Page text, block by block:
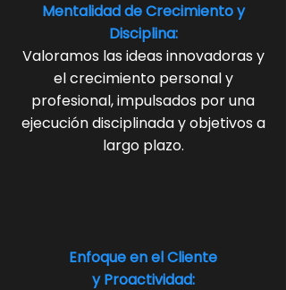
Mentalidad de Crecimiento y
Disciplina:
Valoramos las ideas innovadoras y
el crecimiento personal y
profesional, impulsados por una
ejecución disciplinada y objetivos a
largo plazo.
Enfoque en el Cliente
y Proactividad: